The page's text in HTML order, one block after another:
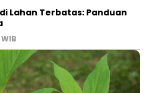
Lahan Terbatas: Panduan